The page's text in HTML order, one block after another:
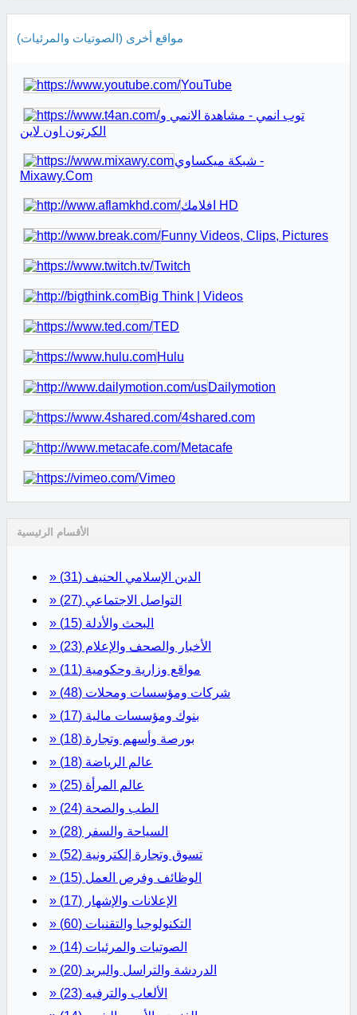
مواقع أخرى (الصوتيات والمرئيات)
YouTube
توب انمي - مشاهدة الانمي و
الكرتون اون لاين
شبكة ميكساوي -
Mixawy.Com
افلامك HD
Funny Videos, Clips, Pictures
Twitch
Big Think | Videos
TED
Hulu
Dailymotion
4shared.com
Metacafe
Vimeo
الأقسام الرئيسية
» الدين الإسلامي الحنيف (31)
» التواصل الاجتماعي (27)
» البحث والأدلة (15)
» الأخبار والصحف والإعلام (23)
» مواقع وزارية وحكومية (11)
» شركات ومؤسسات ومحلات (48)
» بنوك ومؤسسات مالية (17)
» بورصة وأسهم وتجارة (18)
» عالم الرياضة (18)
» عالم المرأة (25)
» الطب والصحة (24)
» السياحة والسفر (28)
» تسوق وتجارة إلكترونية (52)
» الوظائف وفرص العمل (15)
» الإعلانات والإشهار (17)
» التكنولوجيا والتقنيات (60)
» الصوتيات والمرئيات (14)
» الدردشة والتراسل والبريد (20)
» الألعاب والترفيه (23)